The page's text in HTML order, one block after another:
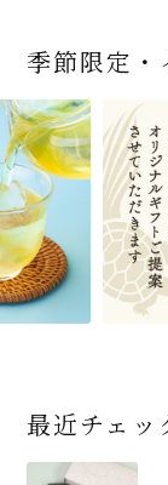
宇治抹茶だいふく
三盆仕立て 6個入
2,592 (税込)
緑茶ティーパック（
ンパックシリーズ）
×50袋
864 (税込)
宇治抹茶そば3袋・
ばつゆ6袋（6人前
ット 化粧箱（カ
ン/ギフトボックス
3,032 (税込)
老舗茶舗の宇治抹
かすていらと宇治
茶の詰合せ
4,112 (税込)
茶道具 帛紗 ふくさ
地 正絹帛紗 7匁(
め) (朱・赤・紫) (
ト便対応可)
4,730 (税込)
季節限定・
最近チェッ